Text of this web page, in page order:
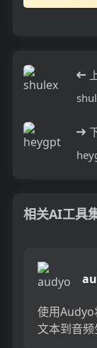
相关AI工具
使用Audyo
文本到音